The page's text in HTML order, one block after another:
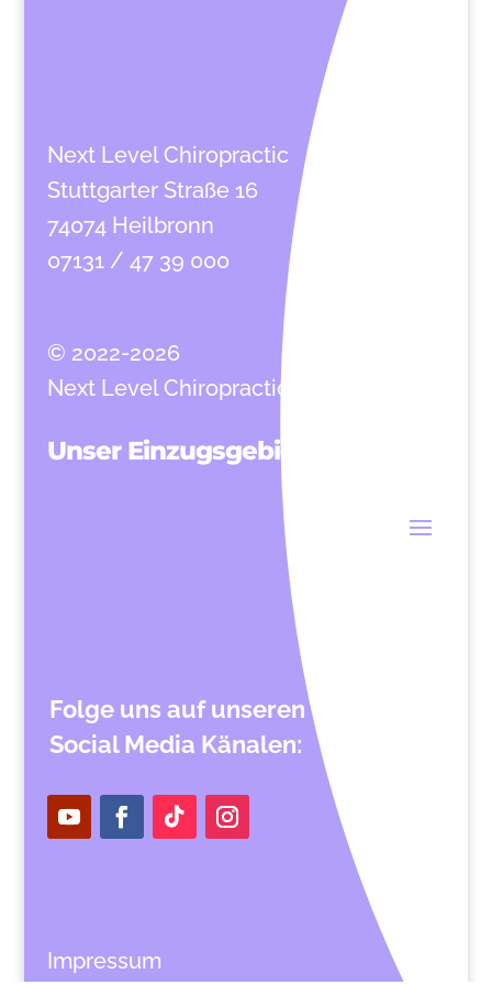
Next Level Chiropractic
Stuttgarter Straße 16
74074 Heilbronn
07131 / 47 39 000
© 2022-2026
Next Level Chiropractic
Unser Einzugsgebiet
Folge uns auf unseren
Social Media Känalen:
Impressum